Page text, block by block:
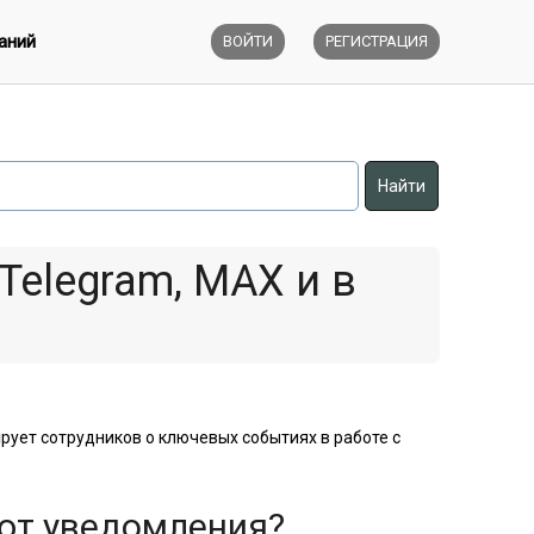
ВОЙТИ РЕГИСТРАЦИЯ
MAX и в
сотрудников о ключевых событиях в работе с